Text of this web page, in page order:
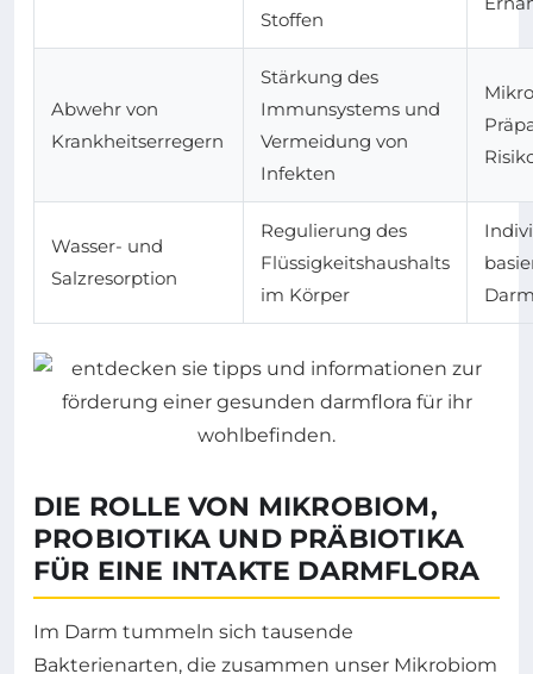
Stoffen
Abwehr von
Krankheitserregern
Stärkung des
Immunsystems und
Vermeidung von
Infekten
Wasser- und
Salzresorption
Regulierung des
Flüssigkeitshaushalts
im Körper
DIE ROLLE VON MIKROBIOM,
PROBIOTIKA UND PRÄBIOTIKA
FÜR EINE INTAKTE DARMFLORA
Im Darm tummeln sich tausende
Bakterienarten, die zusammen unser Mikrobiom